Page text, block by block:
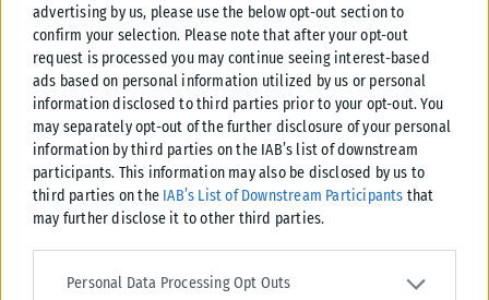
advertising by us, please use the below opt-out section to
confirm your selection. Please note that after your opt-out
request is processed you may continue seeing interest-based
ads based on personal information utilized by us or personal
information disclosed to third parties prior to your opt-out. You
may separately opt-out of the further disclosure of your personal
information by third parties on the IAB’s list of downstream
participants. This information may also be disclosed by us to
third parties on the IAB’s List of Downstream Participants that
may further disclose it to other third parties.
Please note that this website/app uses one or more Google
services and may gather and store information including but not
Personal Data Processing Opt Outs
Σε περίπτωση μη τήρησης των υποχρεώσεων της παρούσας
επιβάλλεται από την Επιθεώρηση Εργασίας, σύμφωνα με τα
άρθρα 23 και 24 του ν. 3996/2011 (Α’ 170), χρηματικό
πρόστιμο δυο χιλιάδων (2.000) ευρώ ανά εργαζόμενο της
επιχείρησης.
Πότε συστήνεται τηλεργασία